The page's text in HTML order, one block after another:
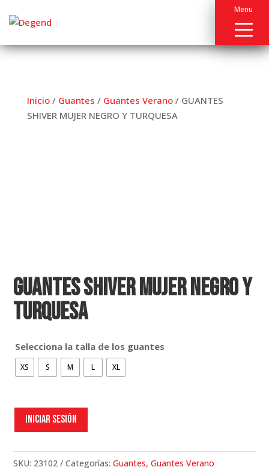
Menu
Inicio/ Guantes / Guantes Verano/ GUANTES
SHIVER MUJER NEGRO Y TURQUESA
GUANTES SHIVER MUJER NEGRO Y
TURQUESA
Selecciona la talla de los guantes
XS S M L XL
Iniciar sesión
SKU: 23102 Categorías:Guantes,Guantes Verano